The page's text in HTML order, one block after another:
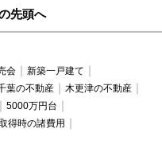
先頭へ
会
新築一戸建て
葉の不動産
木更津の不動産
5000万円台
得時の諸費用